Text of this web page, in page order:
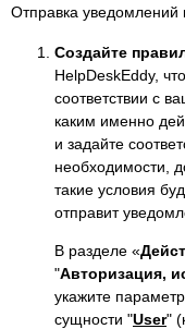
Отправка уведомлений
Создайте
HelpDeskEddy,
соответствии с
каким именно
и задайте
необходимости,
такие условия
отправит
В разделе «
"Авторизация,
укажите
сущности "User"